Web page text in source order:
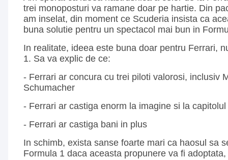
trei monoposturi va ramane doar pe hartie. Din
am inselat, din moment ce Scuderia insista ca
buna solutie pentru un spectacol mai bun in
In realitate, ideea este buna doar pentru Ferrari,
1. Sa va explic de ce:
- Ferrari ar concura cu trei piloti valorosi, inclusiv
Schumacher
- Ferrari ar castiga enorm la imagine si la
- Ferrari ar castiga bani in plus
In schimb, exista sanse foarte mari ca haosul sa
Formula 1 daca aceasta propunere va fi